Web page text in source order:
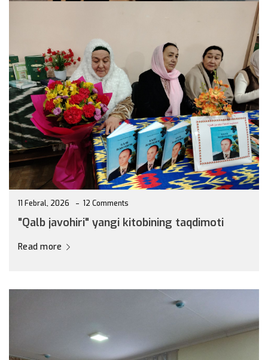
16 Febral, 2026 12 Comments
“Yuksak maqsadlar yo’lida yoshlar hal qiluvch
Read more
11 Febral, 2026 12 Comments
"Qalb javohiri" yangi kitobining taqdimoti
Read more